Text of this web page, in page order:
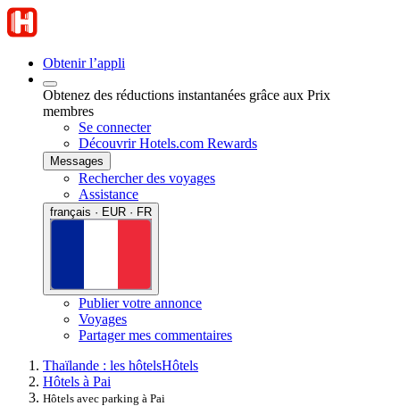
Obtenir l’appli
Obtenez des réductions instantanées grâce aux Prix
membres
Se connecter
Découvrir Hotels.com Rewards
Messages
Rechercher des voyages
Assistance
français · EUR · FR
Publier votre annonce
Voyages
Partager mes commentaires
Thaïlande : les hôtelsHôtels
Hôtels à Pai
Hôtels avec parking à Pai